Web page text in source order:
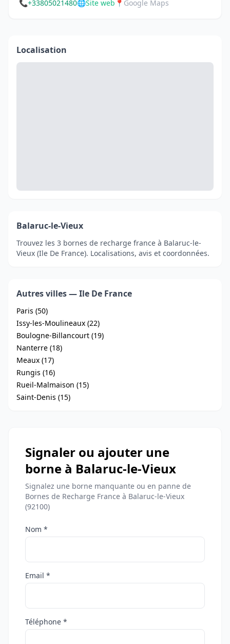
📞+33805021480🌐Site web 📍 Google Maps
Localisation
Balaruc-le-Vieux
Trouvez les 3 bornes de recharge france à Balaruc-le-
Vieux (Ile De France). Localisations, avis et coordonnées.
Autres villes — Ile De France
Paris (50)
Issy-les-Moulineaux (22)
Boulogne-Billancourt (19)
Nanterre (18)
Meaux (17)
Rungis (16)
Rueil-Malmaison (15)
Saint-Denis (15)
Signaler ou ajouter une
borne à Balaruc-le-Vieux
Signalez une borne manquante ou en panne de
Bornes de Recharge France à Balaruc-le-Vieux
(92100)
Nom *
Email *
Téléphone *